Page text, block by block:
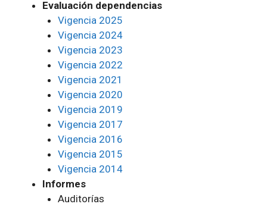
Evaluación dependencias
Vigencia 2025
Vigencia 2024
Vigencia 2023
Vigencia 2022
Vigencia 2021
Vigencia 2020
Vigencia 2019
Vigencia 2017
Vigencia 2016
Vigencia 2015
Vigencia 2014
Informes
Auditorías